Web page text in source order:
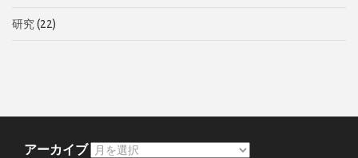
研究(22)
アーカイブ